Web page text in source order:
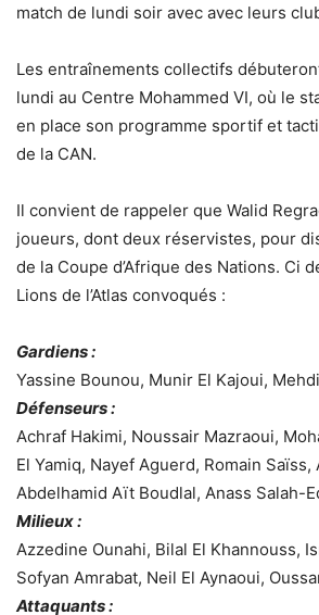
match de lundi soir avec avec leurs
Les entraînements collectifs
lundi au Centre Mohammed VI, où le
en place son programme sportif et
de la CAN.
Il convient de rappeler que Walid
joueurs, dont deux réservistes, pour
de la Coupe d’Afrique des Nations. Ci
Lions de l’Atlas convoqués :
Gardiens :
Yassine Bounou, Munir El Kajoui,
Défenseurs :
Achraf Hakimi, Noussair Mazraoui,
El Yamiq, Nayef Aguerd, Romain Saïss,
Abdelhamid Aït Boudlal, Anass Salah-
Milieux :
Azzedine Ounahi, Bilal El Khannouss,
Sofyan Amrabat, Neil El Aynaoui,
Attaquants :